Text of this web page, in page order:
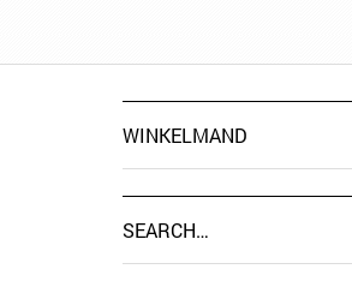
WINKELMAND
SEARCH…